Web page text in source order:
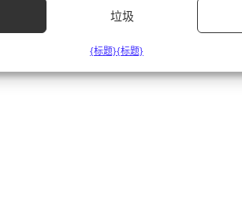
垃圾
{标题}{标题}